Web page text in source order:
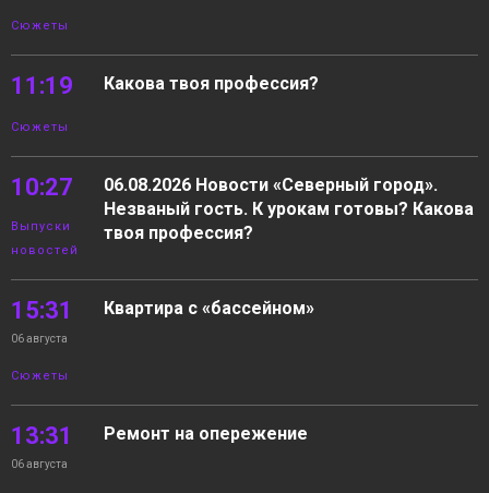
Сюжеты
11:19
Сюжеты
Какова твоя профессия?
10:27
Выпуски
новостей
06.08.2026 Новости «Северный город».
Незваный гость. К урокам готовы? Какова
твоя профессия?
15:31
06 августа
Сюжеты
Квартира с «бассейном»
13:31
06 августа
Ремонт на опережение